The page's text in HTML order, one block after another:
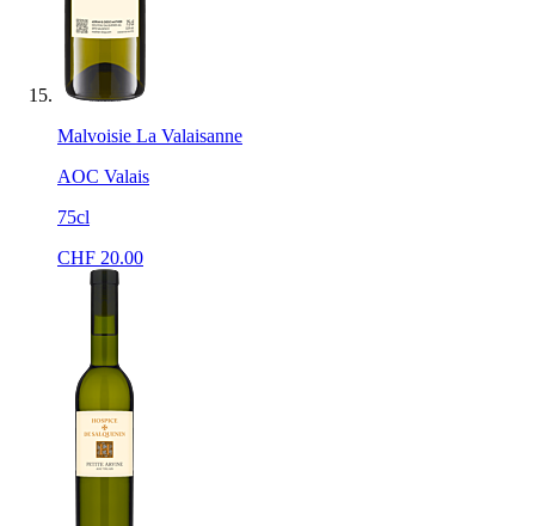
Malvoisie La Valaisanne
AOC Valais
75cl
CHF 20.00